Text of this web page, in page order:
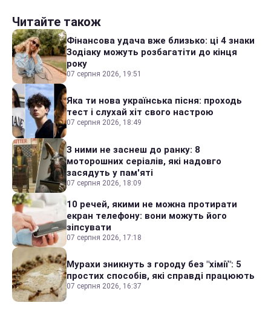
Читайте також
Фінансова удача вже близько: ці 4 знаки
Зодіаку можуть розбагатіти до кінця
року
07 серпня 2026, 19:51
Яка ти нова українська пісня: проходь
тест і слухай хіт свого настрою
07 серпня 2026, 18:49
З ними не заснеш до ранку: 8
моторошних серіалів, які надовго
засядуть у пам'яті
07 серпня 2026, 18:09
10 речей, якими не можна протирати
екран телефону: вони можуть його
зіпсувати
07 серпня 2026, 17:18
Мурахи зникнуть з городу без "хімії": 5
простих способів, які справді працюють
07 серпня 2026, 16:37